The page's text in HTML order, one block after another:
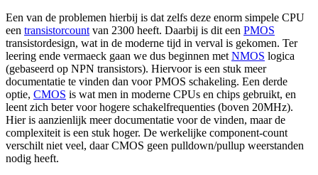
Een van de problemen hierbij is dat zelfs deze enorm simpele CPU
een transistorcount van 2300 heeft. Daarbij is dit een PMOS
transistordesign, wat in de moderne tijd in verval is gekomen. Ter
leering ende vermaeck gaan we dus beginnen met NMOS logica
(gebaseerd op NPN transistors). Hiervoor is een stuk meer
documentatie te vinden dan voor PMOS schakeling. Een derde
optie, CMOS is wat men in moderne CPUs en chips gebruikt, en
leent zich beter voor hogere schakelfrequenties (boven 20MHz).
Hier is aanzienlijk meer documentatie voor de vinden, maar de
complexiteit is een stuk hoger. De werkelijke component-count
verschilt niet veel, daar CMOS geen pulldown/pullup weerstanden
nodig heeft.